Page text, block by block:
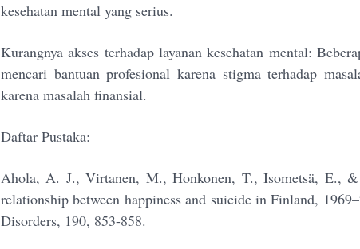
kesehatan mental yang serius.
Kurangnya akses terhadap layanan kesehatan mental:
mencari bantuan profesional karena stigma terhadap
karena masalah finansial.
Daftar Pustaka:
Ahola, A. J., Virtanen, M., Honkonen, T., Isometsä, E.,
relationship between happiness and suicide in Finland,
Disorders, 190, 853-858.